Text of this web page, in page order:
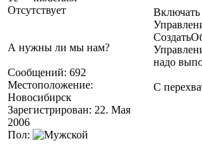
Отсутствует
А нужны ли мы нам?
Сообщений: 692
Местоположение:
Новосибирск
Зарегистрирован: 22. Мая
2006
Пол:
Включать
надо
С